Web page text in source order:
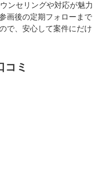
ンセリングや対応が魅力
画後の定期フォローまで
で、安心して案件にだけ
コミ